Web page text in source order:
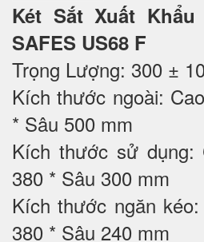
Két Sắt Xuất Khẩu
SAFES US68 F
Trọng Lượng: 300 ±
Kích thước ngoài:
* Sâu 500 mm
Kích thước sử dụng:
380 * Sâu 300 mm
Kích thước ngăn
380 * Sâu 240 mm